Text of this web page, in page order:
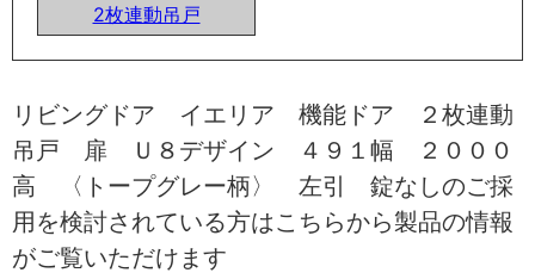
2枚連動吊戸
リビングドア イエリア 機能ドア ２枚連動
吊戸 扉 Ｕ８デザイン ４９１幅 ２０００
高 〈トープグレー柄〉 左引 錠なしのご採
用を検討されている方はこちらから製品の情報
がご覧いただけます